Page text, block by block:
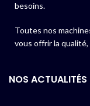
besoins.
Toutes nos
vous offrir la
NOS ACTUALITÉS